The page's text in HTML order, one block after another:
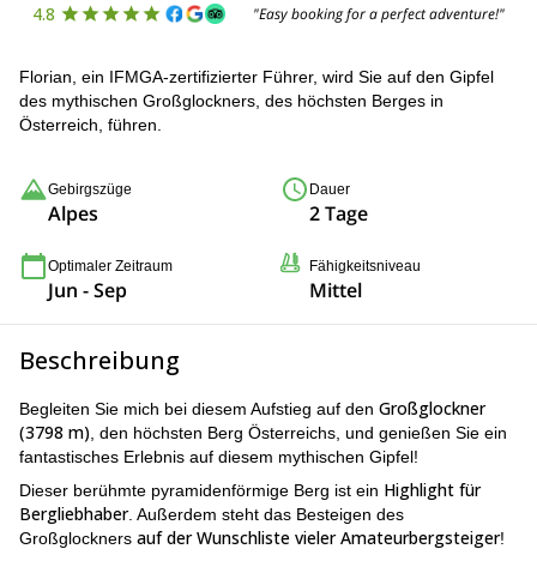
4.8 "Easy booking for a perfect adventure!"
Florian, ein IFMGA-zertifizierter Führer, wird Sie auf den Gipfel
des mythischen Großglockners, des höchsten Berges in
Österreich, führen.
Gebirgszüge
Alpes
Dauer
2 Tage
Optimaler Zeitraum
Jun - Sep
Fähigkeitsniveau
Mittel
Beschreibung
Begleiten Sie mich bei diesem Aufstieg auf den Großglockner
(3798 m) , den höchsten Berg Österreichs, und genießen Sie ein
fantastisches Erlebnis auf diesem mythischen Gipfel!
Dieser berühmte pyramidenförmige Berg ist ein Highlight für
Bergliebhaber. Außerdem steht das Besteigen des
Großglockners auf der Wunschliste vieler Amateurbergsteiger!